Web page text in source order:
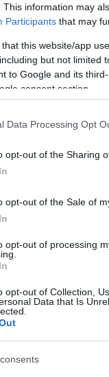
This information may
Participants that may
that this website/app
but not limited
to Google and its
consent section.
Data Processing Opt
opt-out of the Sharing
opt-out of the Sale of
opt-out of processing
opt-out of Collection,
Data that Is
του 2019, η
υπηρεσιών.
διψήφια
σε σχέση
ευρώ, λόγω
έκτακτης
φόρων
και
υπήρξε
την
του